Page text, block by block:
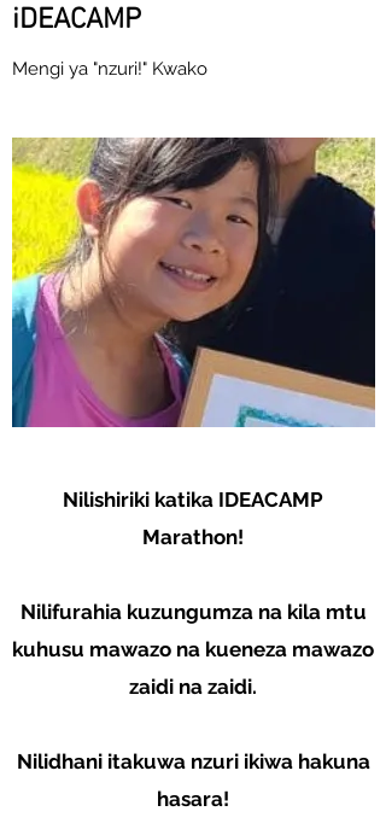
iDEACAMP
Mengi ya "nzuri!" Kwako
Nilishiriki katika IDEACAMP
Marathon!
Nilifurahia kuzungumza na kila mtu
kuhusu mawazo na kueneza mawazo
zaidi na zaidi.
Nilidhani itakuwa nzuri ikiwa hakuna
hasara!